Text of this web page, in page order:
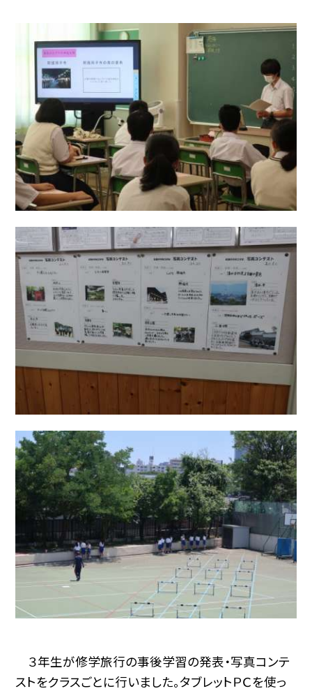
３年生が修学旅行の事後学習の発表・写真コンテ
ストをクラスごとに行いました。タブレットＰＣを使っ